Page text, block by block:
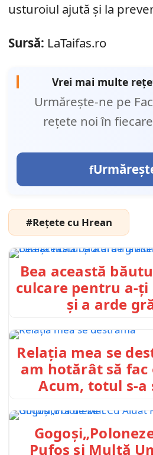
usturoiul ajută și la
Sursă: LaTaifas.ro
Vrei mai multe
Urmărește-ne pe
rețete noi în
#Rețete cu Hrean
Bea această
culcare pentru a-
și a arde
Relația mea se
am hotărât să fac
Acum, totul s-a
Pufos și Multă